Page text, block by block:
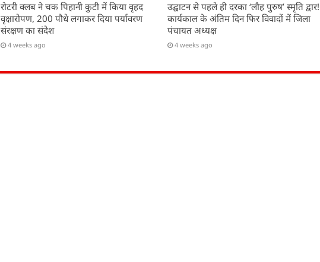
रोटरी क्लब ने चक पिहानी कुटी में किया वृहद
वृक्षारोपण, 200 पौधे लगाकर दिया पर्यावरण
संरक्षण का संदेश
4 weeks ago
उद्घाटन से पहले ही दरका ‘लौह पुरुष’ स्मृति द्वार!
कार्यकाल के अंतिम दिन फिर विवादों में जिला
पंचायत अध्यक्ष
4 weeks ago